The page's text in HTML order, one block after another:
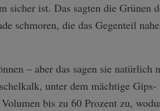
sicher ist. Das sagten die Grünen
schmoren, die das Gegenteil
– aber das sagen sie natürlich
unter dem mächtige Gips-
bis zu 60 Prozent zu,